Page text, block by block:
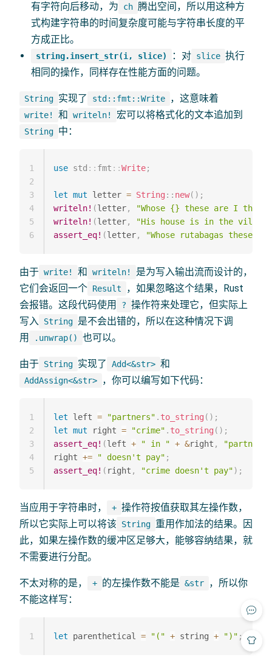
有字符向后移动，为
ch 腾出空间，所以用这种方
式构建字符串的时间复杂度可能与字符串长度的平
方成正比。
string.insert_str(i, slice) ：对 slice 执行
相同的操作，同样存在性能方面的问题。
String 实现了 std::fmt::Write ，这意味着
write! 和 writeln! 宏可以将格式化的文本追加到
String 中：
use std :: fmt ::Write;
let mut letter = String :: new( ) ;
writeln! (letter,
"Whose {} these are I think
writeln! (letter,
"His house is in the
assert_eq! (letter, "Whose rutabagas these
1
2
3
4
5
6
由于 write! 和 writeln!
是为写入输出流而设计的，
它们会返回一个 Result
，如果忽略这个结果，Rust
会报错。这段代码使用
? 操作符来处理它，但实际上
写入 String 是不会出错的，所以在这种情况下调
用
.unwrap() 也可以。
由于 String 实现了 Add<&str> 和
AddAssign<&str> ，你可以编写如下代码：
let left = "partners" . to_string ( ) ;
let mut right = "crime" . to_string ( ) ;
assert_eq! (left + " in " + &right ,
right += " doesn't pay" ;
assert_eq! ( right , "crime doesn't pay") ;
1
2
3
4
5
当应用于字符串时， + 操作符按值获取其左操作数，
所以它实际上可以将该
String 重用作加法的结果。因
此，如果左操作数的缓冲区足够大，能够容纳结果，就
不需要进行分配。
不太对称的是， + 的左操作数不能是 &str
，所以你
不能这样写：
let parenthetical = "(" + string + ")" ;
1